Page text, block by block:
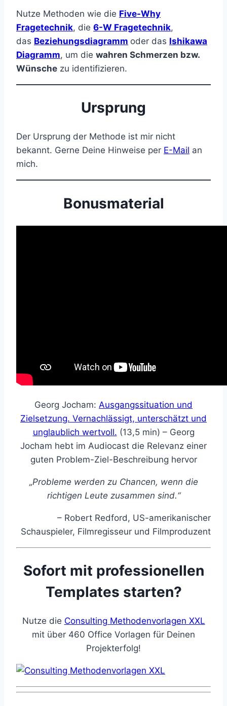
Nutze Methoden wie die Five-Why
Fragetechnik, die 6-W Fragetechnik,
das Beziehungsdiagramm oder das Ishikawa
Diagramm, um die wahren Schmerzen bzw.
Wünsche zu identifizieren.
Ursprung
Der Ursprung der Methode ist mir nicht
bekannt. Gerne Deine Hinweise per E-Mail an
mich.
Bonusmaterial
Georg Jocham: Ausgangssituation und
Zielsetzung. Vernachlässigt, unterschätzt und
unglaublich wertvoll. (13,5 min) – Georg
Jocham hebt im Audiocast die Relevanz einer
guten Problem-Ziel-Beschreibung hervor
„Probleme werden zu Chancen, wenn die
richtigen Leute zusammen sind.“
– Robert Redford, US-amerikanischer
Schauspieler, Filmregisseur und Filmproduzent
Sofort mit professionellen
Templates starten?
Nutze die Consulting Methodenvorlagen XXL
mit über 460 Office Vorlagen für Deinen
Projekterfolg!